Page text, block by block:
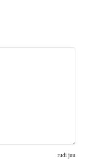
rudi juu